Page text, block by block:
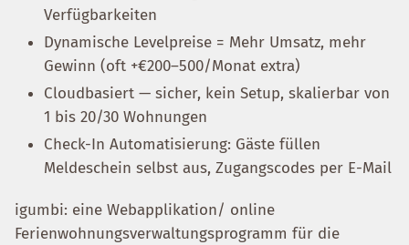
Verfügbarkeiten
Dynamische Levelpreise = Mehr Umsatz, mehr
Gewinn (oft +€200–500/Monat extra)
Cloudbasiert — sicher, kein Setup, skalierbar von
1 bis 20/30 Wohnungen
Check-In Automatisierung: Gäste füllen
Meldeschein selbst aus, Zugangscodes per E-Mail
igumbi: eine Webapplikation/ online
Ferienwohnungsverwaltungsprogramm für die